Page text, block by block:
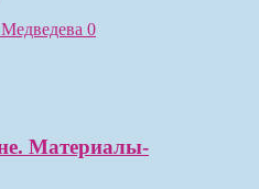
0
Материалы-